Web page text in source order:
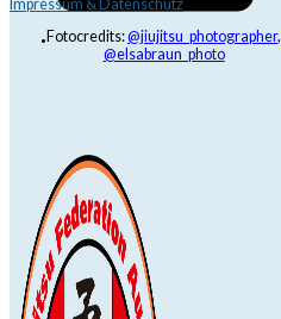
Impressum & Datenschutz
Fotocredits:@jiujitsu_photographer,
@elsabraun_photo